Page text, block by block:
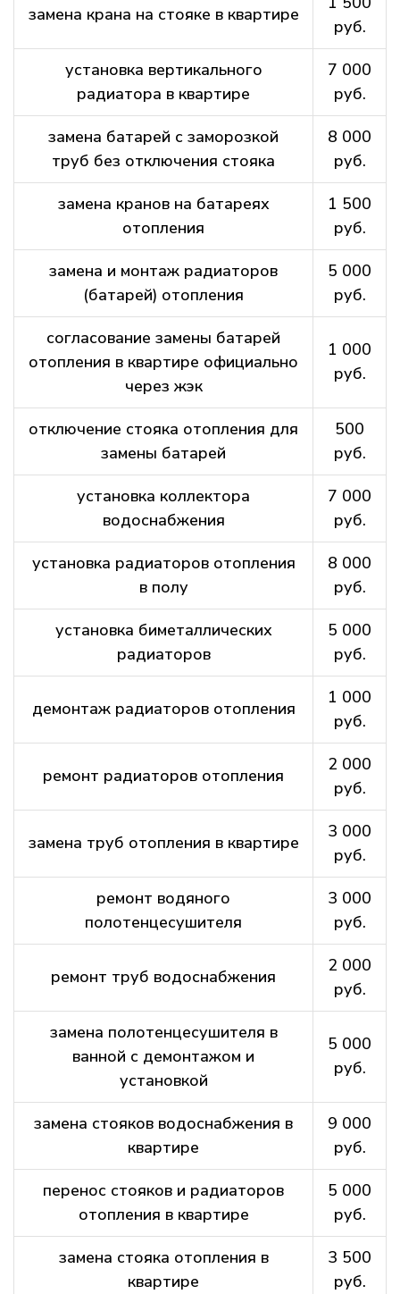
замена крана на стояке в квартире
руб.
установка вертикального
радиатора в квартире
7 000
руб.
замена батарей с заморозкой
труб без отключения стояка
8 000
руб.
замена кранов на батареях
отопления
1 500
руб.
замена и монтаж радиаторов
(батарей) отопления
5 000
руб.
согласование замены батарей
отопления в квартире официально
через жэк
1 000
руб.
отключение стояка отопления для
замены батарей
500
руб.
установка коллектора
водоснабжения
7 000
руб.
установка радиаторов отопления
в полу
8 000
руб.
установка биметаллических
радиаторов
5 000
руб.
демонтаж радиаторов отопления
1 000
руб.
ремонт радиаторов отопления
2 000
руб.
замена труб отопления в квартире
3 000
руб.
ремонт водяного
полотенцесушителя
3 000
руб.
ремонт труб водоснабжения
2 000
руб.
замена полотенцесушителя в
ванной с демонтажом и
установкой
5 000
руб.
замена стояков водоснабжения в
квартире
9 000
руб.
перенос стояков и радиаторов
отопления в квартире
5 000
руб.
замена стояка отопления в
квартире
3 500
руб.